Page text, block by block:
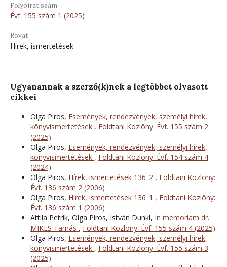
Folyóirat szám
Évf. 155 szám 1 (2025)
Rovat
Hírek, ismertetések
Ugyanannak a szerző(k)nek a legtöbbet olvasott
cikkei
Olga Piros, Események, rendezvények, személyi hírek,
könyvismertetések , Földtani Közlöny: Évf. 155 szám 2
(2025)
Olga Piros, Események, rendezvények, személyi hírek,
könyvismertetések , Földtani Közlöny: Évf. 154 szám 4
(2024)
Olga Piros, Hírek, ismertetések 136_2 , Földtani Közlöny:
Évf. 136 szám 2 (2006)
Olga Piros, Hírek, ismertetések 136_1 , Földtani Közlöny:
Évf. 136 szám 1 (2006)
Attila Petrik, Olga Piros, István Dunkl, In memoriam dr.
MIKES Tamás , Földtani Közlöny: Évf. 155 szám 4 (2025)
Olga Piros, Események, rendezvények, személyi hírek,
könyvismertetések , Földtani Közlöny: Évf. 155 szám 3
(2025)